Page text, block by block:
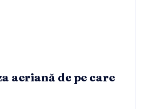
aeriană de pe care